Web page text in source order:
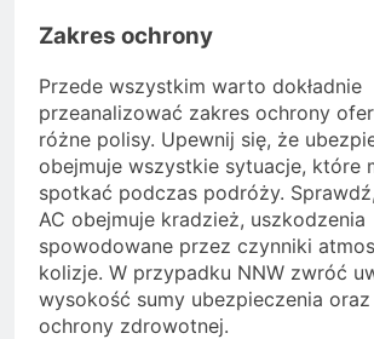
Zakres ochrony
Przede wszystkim warto dokładnie
przeanalizować zakres ochrony
różne polisy. Upewnij się, że
obejmuje wszystkie sytuacje, które
spotkać podczas podróży.
AC obejmuje kradzież, uszkodzenia
spowodowane przez czynniki
kolizje. W przypadku NNW zwróć
wysokość sumy ubezpieczenia
ochrony zdrowotnej.